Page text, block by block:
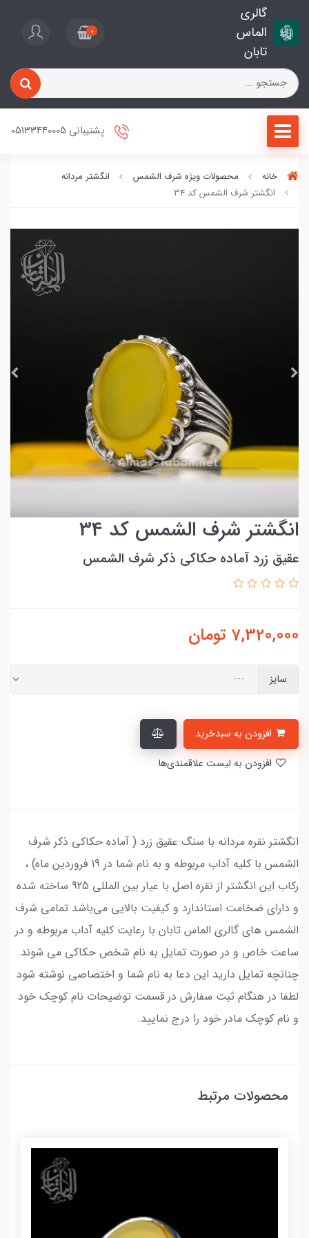
گالری
الماس
تابان
0
پشتیبانی 05133440005
خانه محصولات ویژه شرف الشمس
انگشتر مردانه
انگشتر شرف الشمس کد 34
انگشتر شرف الشمس کد 34
عقیق زرد آماده حکاکی ذکر شرف الشمس
7,320,000 تومان
سایز
انگشتر نقره مردانه با سنگ عقیق زرد ( آماده حکاکی ذکر شرف
الشمس با کلیه آداب مربوطه و به نام شما در 19 فروردین ماه) ،
رکاب این انگشتر از نقره اصل با عیار بین المللی 925 ساخته شده
و دارای ضخامت استاندارد و کیفیت بالایی می‌باشد.تمامی شرف
الشمس های گالری الماس تابان با رعایت کلیه آداب مربوطه و در
ساعت خاص و در صورت تمایل به نام شخص حکاکی می شوند.
چنانچه تمایل دارید این دعا به نام شما و اختصاصی نوشته شود
لطفا در هنگام ثبت سفارش در قسمت توضیحات نام کوچک خود
و نام کوچک مادر خود را درج نمایید.
محصولات مرتبط